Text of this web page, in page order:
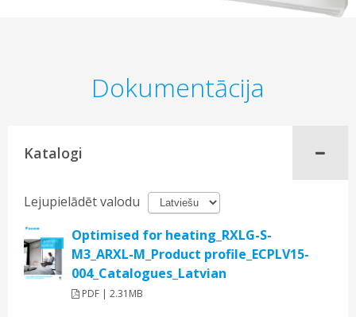
Dokumentācija
Katalogi
Lejupielādēt valodu
Optimised for heating_RXLG-S-
M3_ARXL-M_Product profile_ECPLV15-
004_Catalogues_Latvian
PDF | 2.31MB